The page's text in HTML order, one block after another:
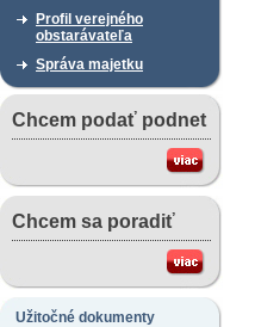
Profil verejného
obstarávateľa
Správa majetku
Chcem podať podnet
Chcem sa poradiť
Užitočné dokumenty